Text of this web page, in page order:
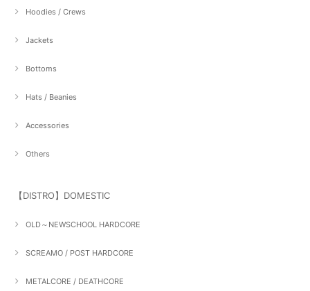
Hoodies / Crews
Jackets
Bottoms
Hats / Beanies
Accessories
Others
【DISTRO】DOMESTIC
OLD～NEWSCHOOL HARDCORE
SCREAMO / POST HARDCORE
METALCORE / DEATHCORE